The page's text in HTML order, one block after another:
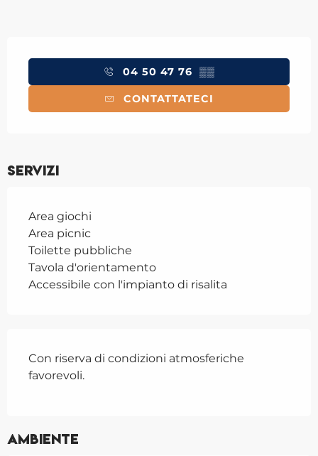
04 50 47 76 ▒▒
CONTATTATECI
Servizi
Area giochi
Area picnic
Toilette pubbliche
Tavola d'orientamento
Accessibile con l'impianto di risalita
Con riserva di condizioni atmosferiche
favorevoli.
Ambiente